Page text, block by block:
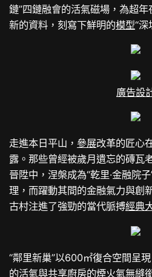
鏈”四鏈融會的活氣磁場，為超
新的資料，刻寫下鮮明的模型“深
廣告設
走進本日平山， 參展改革的匠心
露。那些曾經被歲月遺忘的磚瓦
晉陞中，涅槃成為“乾里·金融院
理，而躍動其間的金融氣力與創
古村注進了強勁的當代脈搏經典
“鄰里新巢”以600㎡復合空間呈
的活氣與共享廚房的煙火氣無縫